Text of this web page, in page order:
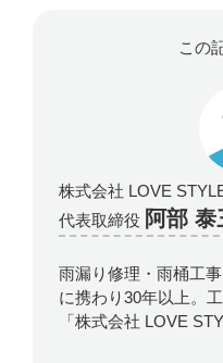
この
株式会社 LOVE
代表取締役 阿部 泰
雨漏り修理・雨桶工
に携わり30年以上。
「株式会社 LOVE